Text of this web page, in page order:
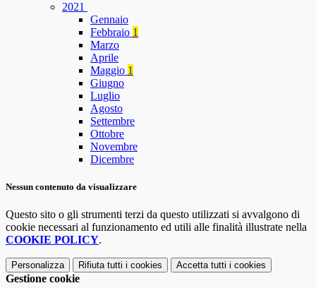
2021
Gennaio
Febbraio 1
Marzo
Aprile
Maggio 1
Giugno
Luglio
Agosto
Settembre
Ottobre
Novembre
Dicembre
Nessun contenuto da visualizzare
Questo sito o gli strumenti terzi da questo utilizzati si avvalgono di
cookie necessari al funzionamento ed utili alle finalità illustrate nella
COOKIE POLICY.
Personalizza Rifiuta tutti i cookies Accetta tutti i cookies
Gestione cookie